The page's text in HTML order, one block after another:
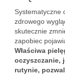
Systematyczne
zdrowego
skutecznie
zapobiec
Właściwa
oczyszczanie,
rutynie,